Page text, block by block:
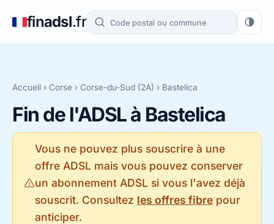
finadsl.fr
Accueil › Corse › Corse-du-Sud (2A) › Bastelica
Fin de l'ADSL à Bastelica
Vous ne pouvez plus souscrire à une
offre ADSL mais vous pouvez conserver
un abonnement ADSL si vous l'avez déjà
souscrit. Consultez les offres fibrepour
anticiper.